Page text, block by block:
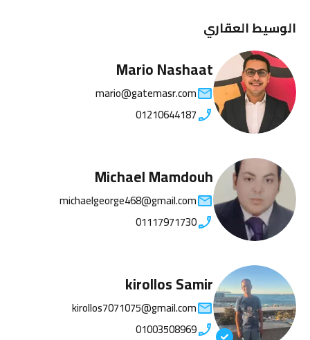
الوسيط العقاري
Mario Nashaat
mario@gatemasr.com
01210644187
Michael Mamdouh
michaelgeorge468@gmail.com
01117971730
kirollos Samir
kirollos7071075@gmail.com
01003508969